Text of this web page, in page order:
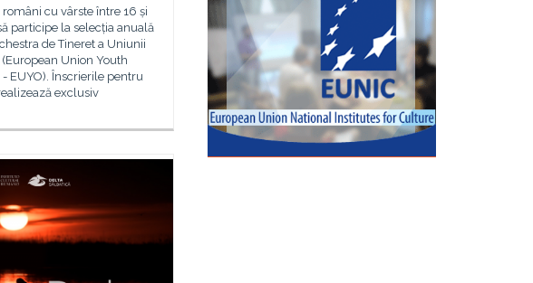
cu vârste între 16 și
participe la selecția anuală
de Tineret a Uniunii
Union Youth
EUYO). Înscrierile pentru
exclusiv